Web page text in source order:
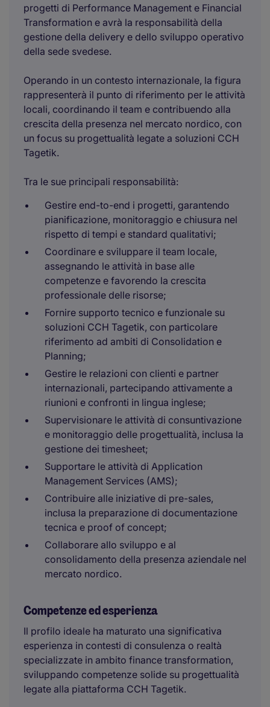
progetti di Performance Management e Financial
Transformation e avrà la responsabilità della
gestione della delivery e dello sviluppo operativo
della sede svedese.
Operando in un contesto internazionale, la figura
rappresenterà il punto di riferimento per le attività
locali, coordinando il team e contribuendo alla
crescita della presenza nel mercato nordico, con
un focus su progettualità legate a soluzioni CCH
Tagetik.
Tra le sue principali responsabilità:
Gestire end-to-end i progetti, garantendo
pianificazione, monitoraggio e chiusura nel
rispetto di tempi e standard qualitativi;
Coordinare e sviluppare il team locale,
assegnando le attività in base alle
competenze e favorendo la crescita
professionale delle risorse;
Fornire supporto tecnico e funzionale su
soluzioni CCH Tagetik, con particolare
riferimento ad ambiti di Consolidation e
Planning;
Gestire le relazioni con clienti e partner
internazionali, partecipando attivamente a
riunioni e confronti in lingua inglese;
Supervisionare le attività di consuntivazione
e monitoraggio delle progettualità, inclusa la
gestione dei timesheet;
Supportare le attività di Application
Management Services (AMS);
Contribuire alle iniziative di pre-sales,
inclusa la preparazione di documentazione
tecnica e proof of concept;
Collaborare allo sviluppo e al
consolidamento della presenza aziendale nel
mercato nordico.
Competenze ed esperienza
Il profilo ideale ha maturato una significativa
esperienza in contesti di consulenza o realtà
specializzate in ambito finance transformation,
sviluppando competenze solide su progettualità
legate alla piattaforma CCH Tagetik.